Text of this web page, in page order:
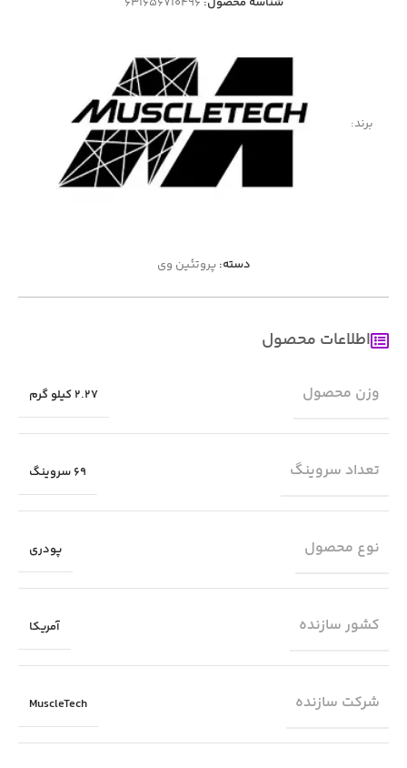
برند:
دسته: پروتئین وی
اطلاعات محصول
وزن محصول 2.27 کیلو گرم
تعداد سروینگ 69 سروینگ
نوع محصول پودری
کشور سازنده آمریکا
شرکت سازنده MuscleTech